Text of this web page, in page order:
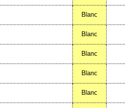
Blanc
Blanc
Blanc
Blanc
Blanc